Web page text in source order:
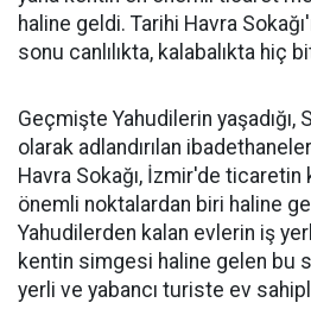
haline geldi. Tarihi Havra
sonu canlılıkta, kalabalıkta hiç
Geçmişte Yahudilerin yaşadığı,
olarak adlandırılan
Havra Sokağı, İzmir'de ticaretin
önemli noktalardan biri haline
Yahudilerden kalan evlerin iş
kentin simgesi haline gelen bu
yerli ve yabancı turiste ev